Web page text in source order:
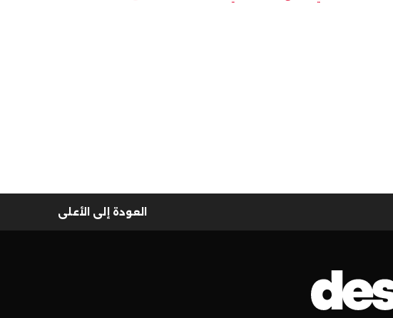
العودة إلى الأعلى